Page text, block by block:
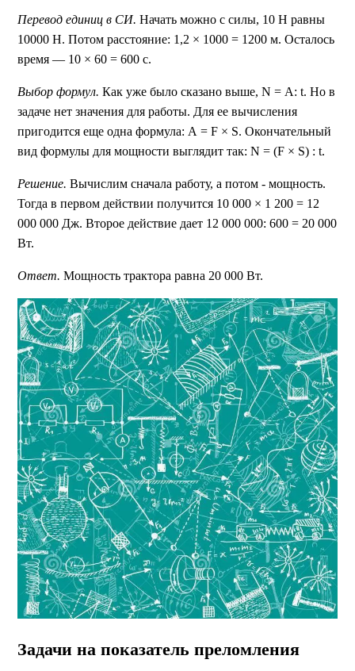
Перевод единиц в СИ. Начать можно с силы, 10 Н равны
10000 Н. Потом расстояние: 1,2 × 1000 = 1200 м. Осталось
время — 10 × 60 = 600 с.
Выбор формул. Как уже было сказано выше, N = А: t. Но в
задаче нет значения для работы. Для ее вычисления
пригодится еще одна формула: А = F × S. Окончательный
вид формулы для мощности выглядит так: N = (F × S) : t.
Решение. Вычислим сначала работу, а потом - мощность.
Тогда в первом действии получится 10 000 × 1 200 = 12
000 000 Дж. Второе действие дает 12 000 000: 600 = 20 000
Вт.
Ответ. Мощность трактора равна 20 000 Вт.
Задачи на показатель преломления